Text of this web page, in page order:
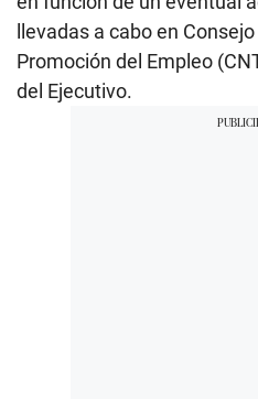
llevadas a cabo en
Promoción del Empleo
del Ejecutivo.